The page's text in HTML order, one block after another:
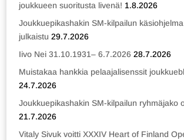
joukkueen suoritusta livenä! 1.8.2026
Joukkuepikashakin SM-kilpailun
julkaistu 29.7.2026
Iivo Nei 31.10.1931– 6.7.2026 28.7.2026
Muistakaa hankkia pelaajalisenssit
24.7.2026
Joukkuepikashakin SM-kilpailun ryhmäjako
21.7.2026
Vitaly Sivuk voitti XXXIV Heart of Finland